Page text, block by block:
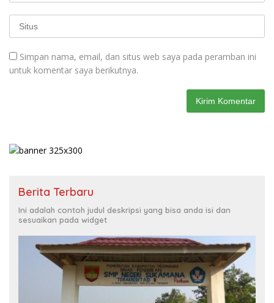
Simpan nama, email, dan situs web saya pada peramban ini
untuk komentar saya berikutnya.
Berita Terbaru
Ini adalah contoh judul deskripsi yang bisa anda isi dan
sesuaikan pada widget